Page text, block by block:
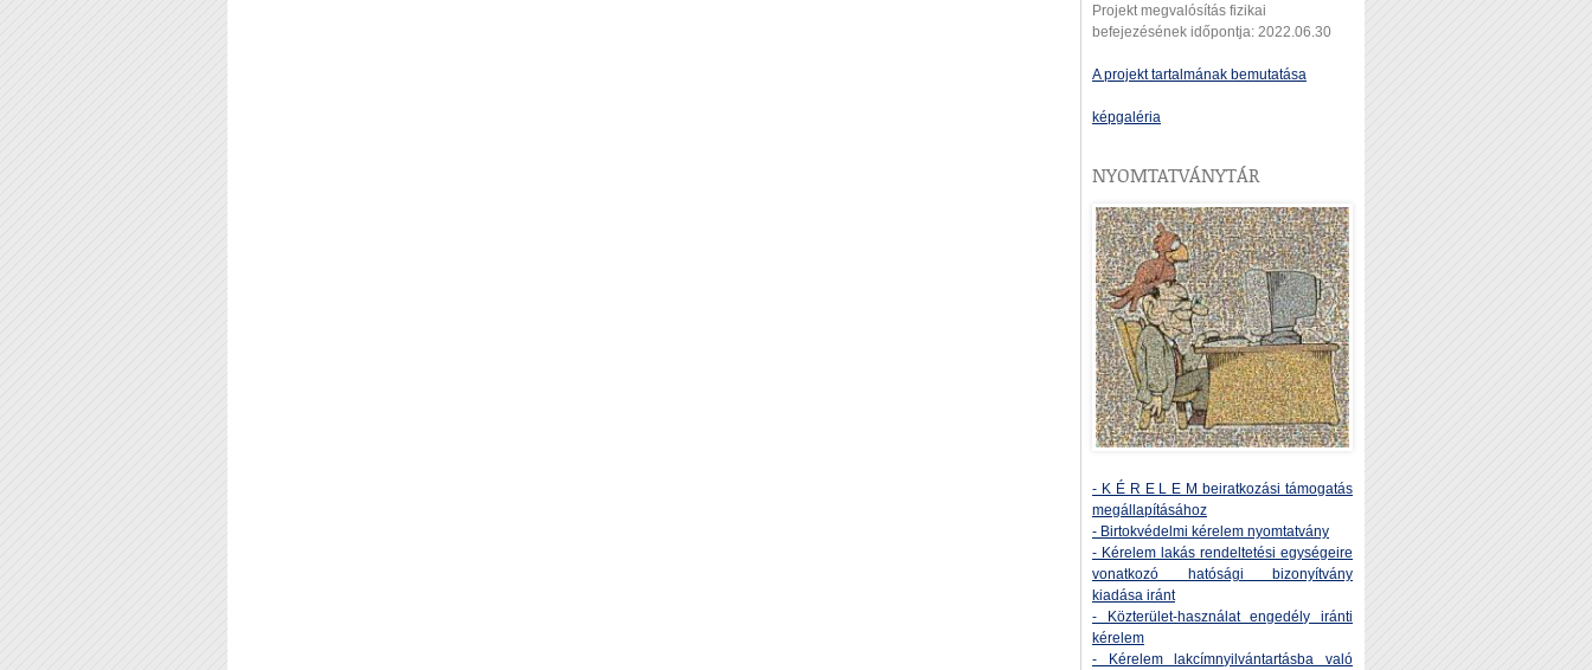
Projekt megvalósítás fizikai
befejezésének időpontja: 2022.06.30
A projekt tartalmának bemutatása
képgaléria
NYOMTATVÁNYTÁR
- K É R E L E M beiratkozási támogatás
megállapításához
- Birtokvédelmi kérelem nyomtatvány
- Kérelem lakás rendeltetési egységeire
vonatkozó hatósági bizonyítvány
kiadása iránt
- Közterület-használat engedély iránti
kérelem
- Kérelem lakcímnyilvántartásba való